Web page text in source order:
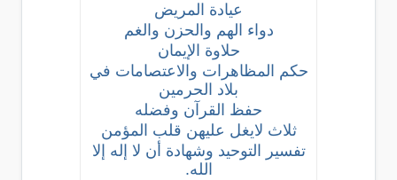
عيادة المريض
دواء الهم والحزن والغم
حلاوة الإيمان
حكم المظاهرات والاعتصامات في
بلاد الحرمين
حفظ القرآن وفضله
ثلاث لايغل عليهن قلب المؤمن
تفسير التوحيد وشهادة أن لا إله إلا
الله.